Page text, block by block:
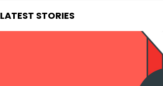
LATEST STORIES